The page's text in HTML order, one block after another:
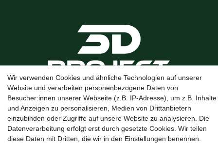
Kanalstraße 5, 95444 Bayreuth ·0921 / 50753020 ·info@3dproject-
bayreuth.de
Wir verwenden Cookies und ähnliche Technologien auf unserer
Website und verarbeiten personenbezogene Daten von
Besucher:innen unserer Webseite (z.B. IP-Adresse), um z.B. Inhalte
und Anzeigen zu personalisieren, Medien von Drittanbietern
einzubinden oder Zugriffe auf unsere Website zu analysieren. Die
Datenverarbeitung erfolgt erst durch gesetzte Cookies. Wir teilen
diese Daten mit Dritten, die wir in den Einstellungen benennen.